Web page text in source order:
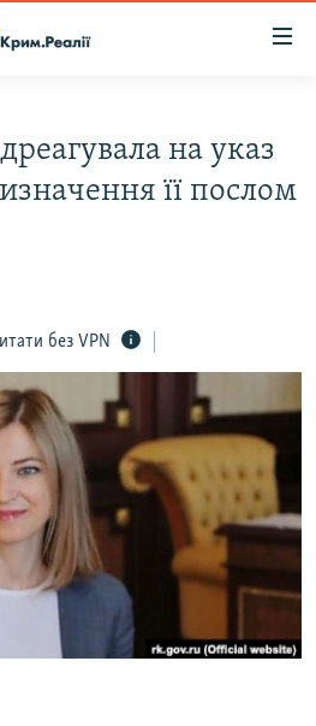
на указ
її послом
без VPN